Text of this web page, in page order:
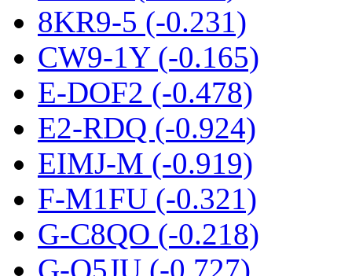
8KR9-5 (-0.231)
CW9-1Y (-0.165)
E-DOF2 (-0.478)
E2-RDQ (-0.924)
EIMJ-M (-0.919)
F-M1FU (-0.321)
G-C8QO (-0.218)